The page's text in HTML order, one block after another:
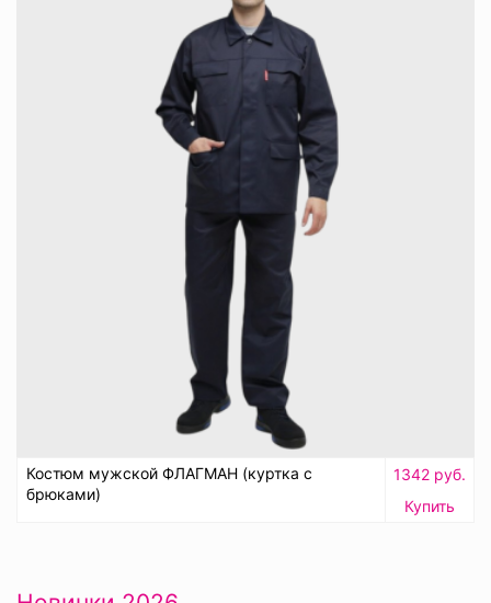
Костюм мужской ФЛАГМАН (куртка с
брюками)
1342 руб.
Купить